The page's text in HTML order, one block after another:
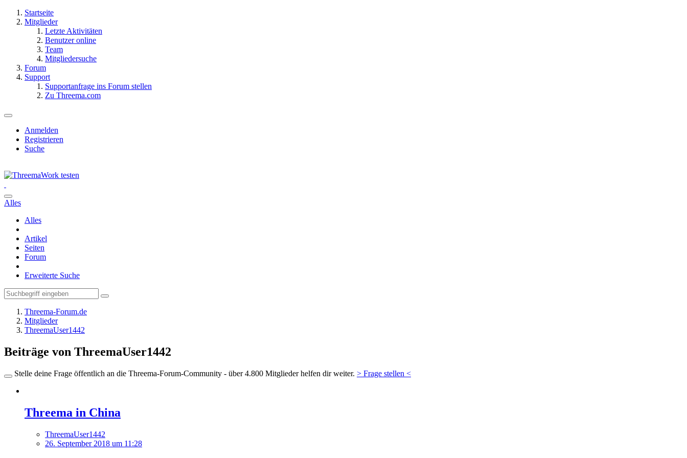
Startseite
Mitglieder
Letzte Aktivitäten
Benutzer online
Team
Mitgliedersuche
Forum
Support
Supportanfrage ins Forum stellen
Zu Threema.com
Anmelden
Registrieren
Suche
Alles
Alles
Artikel
Seiten
Forum
Erweiterte Suche
Threema-Forum.de
Mitglieder
ThreemaUser1442
Beiträge von ThreemaUser1442
Stelle deine Frage öffentlich an die Threema-Forum-Community - über 4.800 Mitglieder helfen dir weiter. > Frage stellen <
Threema in China
ThreemaUser1442
26. September 2018 um 11:28